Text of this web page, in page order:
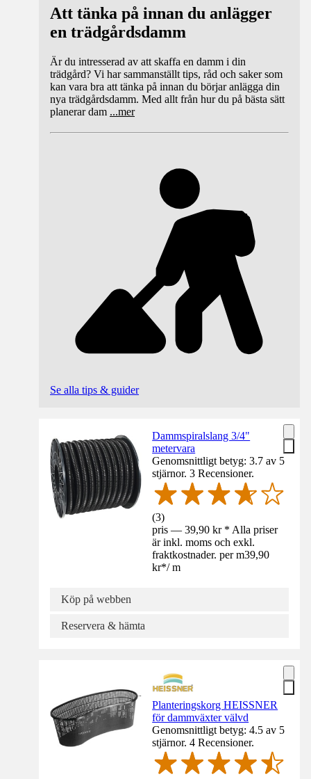
Att tänka på innan du anlägger
en trädgårdsdamm
Är du intresserad av att skaffa en damm i din
trädgård? Vi har sammanställt tips, råd och saker som
kan vara bra att tänka på innan du börjar anlägga din
nya trädgårdsdamm. Med allt från hur du på bästa sätt
planerar dam ...mer
Se alla tips & guider
Dammspiralslang 3/4"
metervara
Genomsnittligt betyg: 3.7 av 5
stjärnor. 3 Recensioner.
(3)
pris — 39,90 kr * Alla priser
är inkl. moms och exkl.
fraktkostnader. per m39,90
kr*/ m
Köp på webben
Reservera & hämta
Planteringskorg HEISSNER
för dammväxter välvd
Genomsnittligt betyg: 4.5 av 5
stjärnor. 4 Recensioner.